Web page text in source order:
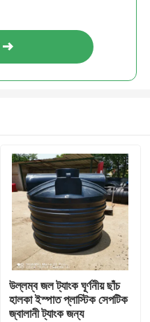
উল্লম্ব জল ট্যাংক ঘূর্ণনীয় ছাঁচ
হালকা ইস্পাত প্লাস্টিক সেপটিক
জ্বালানী ট্যাংক জন্য